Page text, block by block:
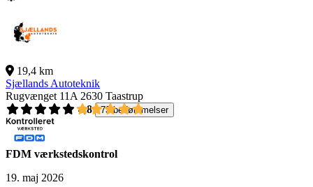
19,4 km
Sjællands Autoteknik
Rugvænget 11A 2630 Taastrup
4,8
73 bedømmelser
FDM værkstedskontrol
19. maj 2026